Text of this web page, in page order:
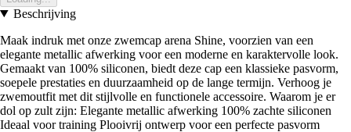
Beschrijving
Maak indruk met onze zwemcap arena Shine, voorzien van een
elegante metallic afwerking voor een moderne en karaktervolle look.
Gemaakt van 100% siliconen, biedt deze cap een klassieke pasvorm,
soepele prestaties en duurzaamheid op de lange termijn. Verhoog je
zwemoutfit met dit stijlvolle en functionele accessoire. Waarom je er
dol op zult zijn: Elegante metallic afwerking 100% zachte siliconen
Ideaal voor training Plooivrij ontwerp voor een perfecte pasvorm